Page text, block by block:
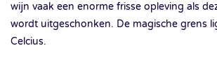
wijn vaak een enorme frisse opleving als
wordt uitgeschonken. De magische grens
Celcius.